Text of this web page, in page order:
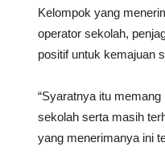
Kelompok yang
operator sekolah,
positif untuk kemajuan
“Syaratnya itu
sekolah serta masih
yang menerimanya ini